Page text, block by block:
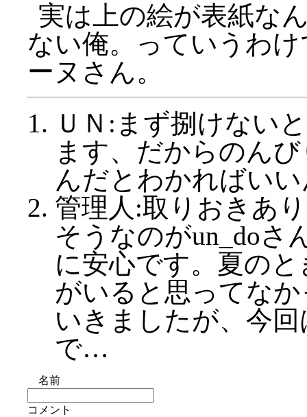
実は上の絵が表紙な
ない俺。っていうわ
ーヌさん。
ＵＮ:まず捌けない
ます、だからのん
んだとわかればい
管理人:取りおきあ
そうなのがun_doさ
に安心です。夏の
がいると思ってな
いきましたが、今
で…
名前
コメント